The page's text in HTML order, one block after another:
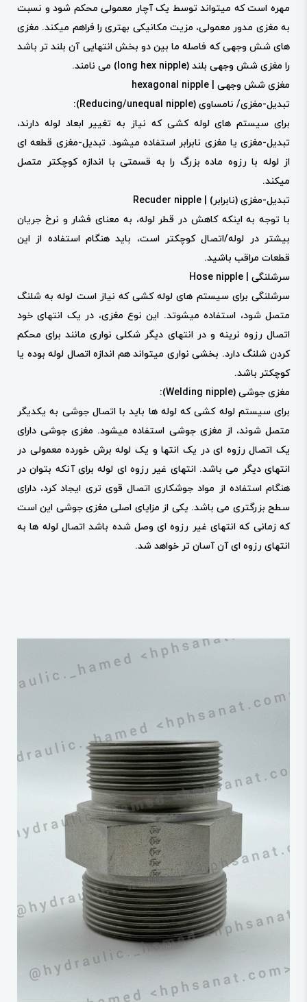
مهره است که میتواند توسط یک آچار معمولی محکم شود و نسبت
به مغزی مدور معمولی، مزیت مکانیکی بهتری را فراهم میکند. مغزی
های شش وجهی که فاصله ما بین دو بخش انتهایی آن بلند تر باشد
را مغزی شش وجهی بلند (long hex nipple) می نامند.
مغزی شش وجهی | hexagonal nipple
تبدیل-مغزی/ نامساوی (Reducing/unequal nipple):
برای سیستم های لوله کشی که نیاز به تغییر ابعاد لوله دارند،
تبدیل-مغزی یا مغزی نابرابر استفاده میشود. تبدیل-مغزی قطعه ای
از لوله با رزوه ماده بزرگ را به قسمتی با اندازه کوچکتر متصل
میکند.
تبدیل-مغزی (نابرابر) | Recuder nipple
با توجه به اینکه کاهش در قطر لوله، به معنای فشار و نرخ جریان
بیشتر در لوله/اتصال کوچکتر است، باید هنگام استفاده از این
قطعات مراقب باشید.
سرشلنگی | Hose nipple
سرشلنگی برای سیستم های لوله کشی که نیاز است لوله به شلنگ
متصل شود، استفاده میشوتد. این نوع مغزی، در یک انتهای خود
اتصال رزوه نرینه و در انتهای دیگر شکلی نواری مانند برای محکم
کردن شلنگ دارد. بخشی نواری میتواند هم اندازه اتصال لوله بوده یا
کوچکتر باشد.
مغزی جوشی (Welding nipple):
برای سیستم لوله کشی که لوله ها باید با اتصال جوشی به یکدیگر
متصل شوند، از مغزی جوشی استفاده میشود. مغزی جوشی دارای
یک اتصال رزوه ای در یک انتها و یک لوله برش خورده معمولی در
انتهای دیگر می باشد. انتهای غیر رزوه ای لوله برای آنکه بتوان در
هنگام استفاده از مواد جوشکاری اتصال قوی تری ایجاد کرد، دارای
سطح بزرگتری می باشد. یکی از مزایای اصلی مغزی جوشی این است
که زمانی که انتهای غیر رزوه ای وصل شده باشد اتصال لوله ها به
انتهای رزوه ای آن آسان تر خواهد شد.